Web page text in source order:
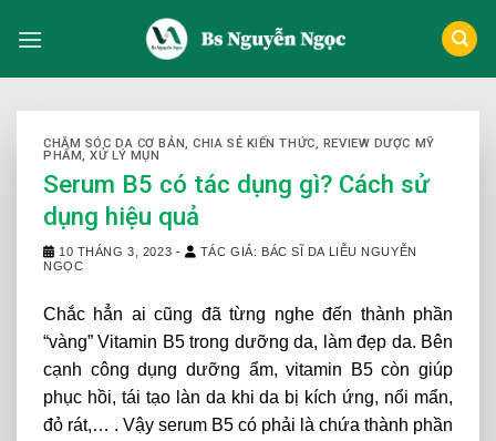
CHĂM SÓC DA CƠ BẢN,CHIA SẺ KIẾN THỨC, REVIEW DƯỢC MỸ
PHẨM,XỬ LÝ MỤN
Serum B5 có tác dụng gì? Cách sử
dụng hiệu quả
10 THÁNG 3, 2023 -
TÁC GIẢ: BÁC SĨ DA LIỄU NGUYỄN
NGỌC
Chắc hẳn ai cũng đã từng nghe đến thành phần
“vàng” Vitamin B5 trong dưỡng da, làm đẹp da. Bên
cạnh công dụng dưỡng ẩm, vitamin B5 còn giúp
phục hồi, tái tạo làn da khi da bị kích ứng, nổi mẩn,
đỏ rát,… . Vậy serum B5 có phải là chứa thành phần